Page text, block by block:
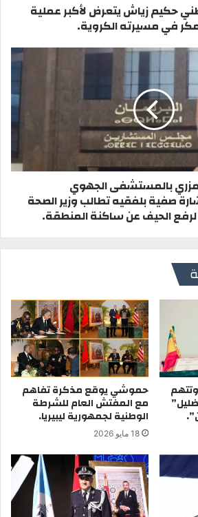
حكيم زياش يتعرض لأكبر عملية
في مسيرته الكروية.
بالمستشفى الجهوي
صفية بلفقيه تطالب وزير الصحة
لرفع الحيف عن ساكنة المنطقة.
حموشي يوقع مذكرة تفاهم
مع المفتش العام للشرطة
الوطنية لجمهورية ليبيريا.
18 مايو 2026